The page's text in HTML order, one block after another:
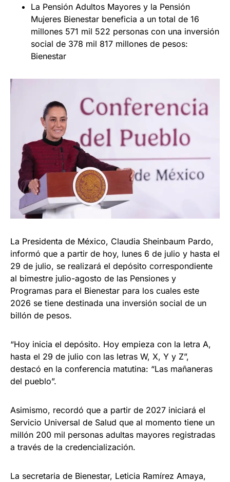
La Pensión Adultos Mayores y la Pensión
Mujeres Bienestar beneficia a un total de 16
millones 571 mil 522 personas con una inversión
social de 378 mil 817 millones de pesos:
Bienestar
La Presidenta de México, Claudia Sheinbaum Pardo,
informó que a partir de hoy, lunes 6 de julio y hasta el
29 de julio, se realizará el depósito correspondiente
al bimestre julio-agosto de las Pensiones y
Programas para el Bienestar para los cuales este
2026 se tiene destinada una inversión social de un
billón de pesos.
“Hoy inicia el depósito. Hoy empieza con la letra A,
hasta el 29 de julio con las letras W, X, Y y Z”,
destacó en la conferencia matutina: “Las mañaneras
del pueblo”.
Asimismo, recordó que a partir de 2027 iniciará el
Servicio Universal de Salud que al momento tiene un
millón 200 mil personas adultas mayores registradas
a través de la credencialización.
La secretaria de Bienestar, Leticia Ramírez Amaya,